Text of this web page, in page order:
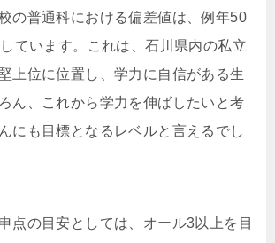
の普通科における偏差値は、例年50
ています。これは、石川県内の私立
上位に位置し、学力に自信がある生
ん、これから学力を伸ばしたいと考
にも目標となるレベルと言えるでし
点の目安としては、オール3以上を目